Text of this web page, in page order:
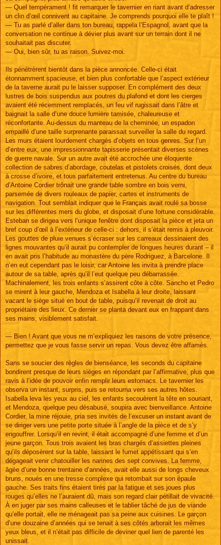
— Quel tempérament ! fit remarquer le tavernier en riant avant d’adresser
un clin d’œil connivent au capitaine. Je comprends pourquoi elle te plaît !
— Tu as parlé d’aller dans ton bureau, rappela l’Espagnol, avant que la
conversation ne continue à dévier plus avant sur un terrain dont il ne
souhaitait pas discuter.
— Oui, bien sûr, tu as raison. Suivez-moi.
Ils pénétrèrent bientôt dans la pièce annoncée. Celle-ci était
étonnamment spacieuse, et bien plus confortable que l’aspect extérieur
de la taverne aurait pu le laisser supposer. En complément des deux
lustres de bois suspendus aux poutres du plafond et dont les cierges
avaient été récemment remplacés, un feu vif rugissait dans l’âtre et
baignait la salle d’une douce lumière tamisée, chaleureuse et
réconfortante. Au-dessus du manteau de la cheminée, un espadon
empaillé d’une taille surprenante paraissait surveiller la salle du regard.
Les murs étaient lourdement chargés d’objets en tous genres. Sur l’un
d’entre eux, une impressionnante tapisserie présentait diverses scènes
de guerre navale. Sur un autre avait été accrochée une éloquente
collection de sabres d’abordage, coutelas et pistolets croisés, dont deux
à crosse d’ivoire, et tous parfaitement entretenus. Au centre du bureau
d’Antoine Cordier trônait une grande table sombre en bois verni,
parsemée de divers rouleaux de papier, cartes et instruments de
navigation. Tout semblait indiquer que le Français avait roulé sa bosse
sur les différentes mers du globe, et disposait d’une fortune considérable.
Esteban se dirigea vers l’unique fenêtre dont disposait la pièce et jeta un
bref coup d’œil à l’extérieur de celle-ci : dehors, il s’était remis à pleuvoir.
Les gouttes de pluie venues s’écraser sur les carreaux dessinaient des
lignes mouvantes qu’il aurait pu contempler de longues heures durant – il
en avait pris l’habitude au monastère du père Rodriguez, à Barcelone. Il
n’en eut cependant pas le loisir, car Antoine les invita à prendre place
autour de sa table, après qu’il l’eut quelque peu débarrassée.
Machinalement, les trois enfants s’assirent côte à côte. Sancho et Pedro
se mirent à leur gauche, Mendoza et Isabella à leur droite, laissant
vacant le siège situé en bout de table, puisqu’il revenait de droit au
propriétaire des lieux. Ce dernier se planta devant eux en frappant dans
ses mains, visiblement satisfait.
— Bien ! Avant que vous ne m’expliquiez les raisons de votre présence,
permettez que je vous fasse servir un repas. Vous devez être affamés.
Sans se soucier des règles de bienséance, les seconds du capitaine
bondirent presque de leurs sièges en répondant par l’affirmative, plus que
ravis à l’idée de pouvoir enfin remplir leurs estomacs. Le tavernier les
observa un instant, surpris, puis se retourna vers ses autres hôtes.
Isabella leva les yeux au ciel, les enfants secouèrent la tête en souriant,
et Mendoza, quelque peu désabusé, soupira avec bienveillance. Antoine
Cordier, la mine réjouie, pria ses invités de l’excuser un instant avant de
se diriger vers une petite porte située à l’angle de la pièce et de s’y
engouffrer. Lorsqu’il en revint, il était accompagné d’une femme et d’un
jeune garçon. Tous trois avaient les bras chargés d’assiettes pleines
qu’ils déposèrent sur la table, laissant le fumet appétissant qui s’en
dégageait venir chatouiller les narines des sept convives. La femme,
âgée d’une bonne trentaine d’années, avait elle aussi de longs cheveux
bruns, noués en une tresse complexe qui retombait sur son épaule
gauche. Ses traits fins étaient tirés par la fatigue et ses joues plus
rouges qu’elles ne l’auraient dû, mais son regard clair pétillait de vivacité.
À en juger par ses mains calleuses et le tablier tâché de jus de viande
qu’elle portait, elle ne ménageait pas sa peine aux cuisines. Le garçon
d’une douzaine d’années qui se tenait à ses côtés arborait les mêmes
yeux bleus, et il n’était pas difficile de deviner quel lien de parenté les
unissait.